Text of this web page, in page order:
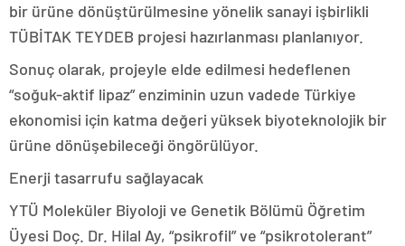
bir ürüne dönüştürülmesine yönelik sanayi işbirlikli
TÜBİTAK TEYDEB projesi hazırlanması planlanıyor.
Sonuç olarak, projeyle elde edilmesi hedeflenen
“soğuk-aktif lipaz” enziminin uzun vadede Türkiye
ekonomisi için katma değeri yüksek biyoteknolojik bir
ürüne dönüşebileceği öngörülüyor.
Enerji tasarrufu sağlayacak
YTÜ Moleküler Biyoloji ve Genetik Bölümü Öğretim
Üyesi Doç. Dr. Hilal Ay, “psikrofil” ve “psikrotolerant”